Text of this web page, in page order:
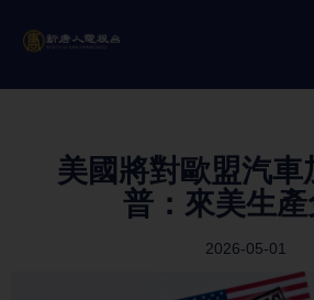
美國將對歐盟汽車
普：來美生
2026-05-01